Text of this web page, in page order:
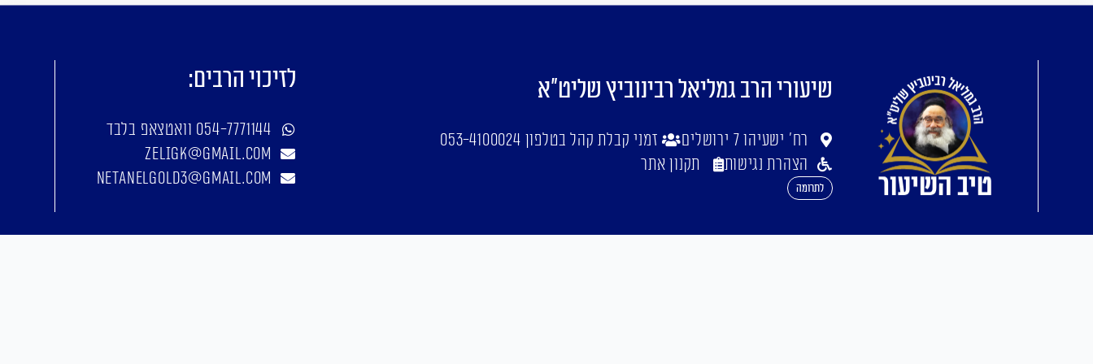
שיעורי הרב גמליאל רבינוביץ שליט"א
רח' ישעיהו 7 ירושלים
זמני קבלת קהל בטלפון 053-4100024
הצהרת נגישות
תקנון אתר
לתרומה
לזיכוי הרבים:
054-7771144 וואטצאפ בלבד
zeligk@gmail.com
netanelgold3@gmail.com